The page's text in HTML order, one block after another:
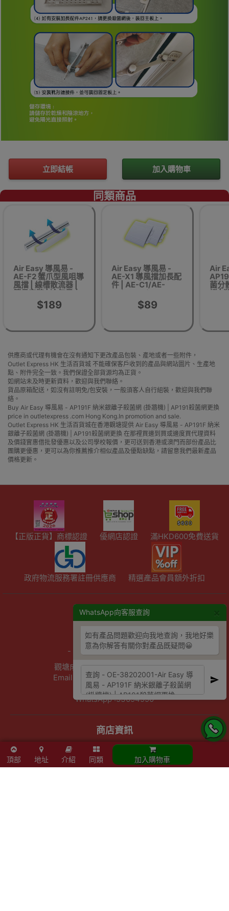
立即結帳 加入購物車
同類商品
Air Easy 導風易 -
AE-F2 蟹爪型風咀導
風擋 | 線槽散流器 |
簡易安裝 | 冷氣風向
調節 | 改善室內冷氣
流動
$189
Air Easy 導風易 -
AE-X1 導風擋加長配
件 | AE-C1/AE-
S1/AE-F1/AE-
F2/AE-D1適用
$89
Air
菌分
擋 |
供應商或代理有機會在沒有通知下更改產品包裝、產地或者一些附件，
Outlet Express HK 生活百貨城 不能確保客戶收到的產品與網站圖片、生產地
點、附件完全一致。我們保證全部貨源均為正貨。
如網站未及時更新資料，歡迎與我們聯絡。
貨品原箱配送，如沒有註明免/包安裝，一般須客人自行組裝，歡迎與我們聯
絡。
Buy Air Easy 導風易 - AP191F 納米銀離子殺菌網 (掛牆機) | AP191殺菌網更換
price in outletexpress .com Hong Kong.In promotion and sale.
Outlet Express HK 生活百貨城在香港觀塘提供 Air Easy 導風易 - AP191F 納米
銀離子殺菌網 (掛牆機) | AP191殺菌網更換 在那裡買邊到買或邊度買代理資料
及價錢實惠借批發優惠以及公司學校報價，更可送到香港或澳門而部份產品比
團購更優惠，更可以為你推薦推介相似產品及優點缺點，請留意我們最新產品
價格更新。
WhatsApp向客服查詢
如有產品問題歡迎向我地查詢，我地好樂
意為你解答有關你對產品既疑問😀
頂部 地址 介紹 同類 加入購物車
【正版正貨】商標認證 優網店認證 滿HKD600免費送貨
政府物流服務署註冊供應商 精選產品會員額外折扣
陳列室資料
- 星期六：10am - 4pm
- 周日及公眾假期：休息
- 星期一至五：10am - 7pm
觀塘成業街27號日昇中心3樓302室
Email :info@outletexpress.com.hk
查詢熱線 :3956 8117
WhatsApp :53694990
商店資訊
聯絡我們
關於我們
索取報價 公司、學校或機構採購